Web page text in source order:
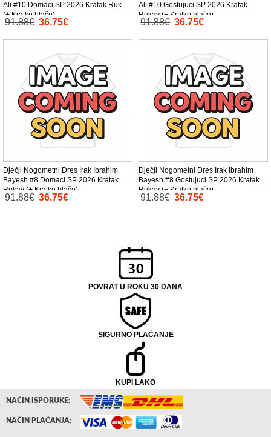
Ali #10 Domaci SP 2026 Kratak Rukav
(+ Kratke hlače)
91.88€ 36.75€
Ali #10 Gostujuci SP 2026 Kratak
Rukav (+ Kratke hlače)
91.88€ 36.75€
Dječji Nogometni Dres Irak Ibrahim
Bayesh #8 Domaci SP 2026 Kratak
Rukav (+ Kratke hlače)
91.88€ 36.75€
Dječji Nogometni Dres Irak Ibrahim
Bayesh #8 Gostujuci SP 2026 Kratak
Rukav (+ Kratke hlače)
91.88€ 36.75€
POVRAT U ROKU 30 DANA
SIGURNO PLAĆANJE
KUPI LAKO
NAČIN ISPORUKE:
NAČIN PLAĆANJA: